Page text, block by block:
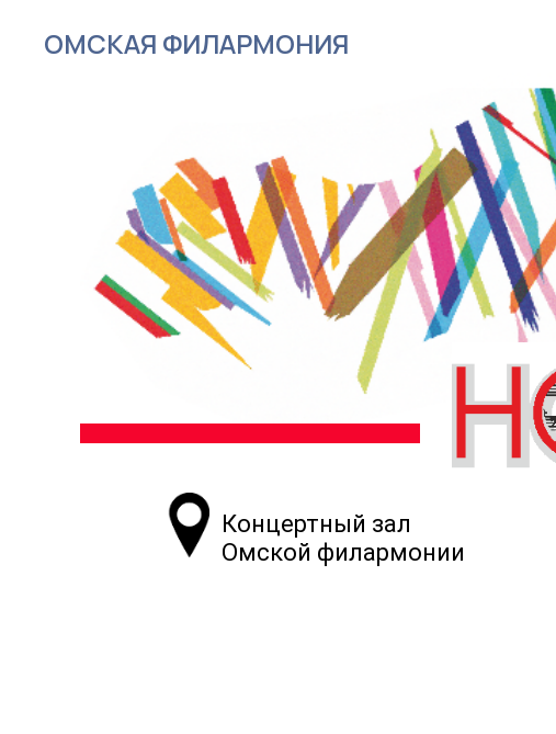
ОМСКАЯ ФИЛАРМОНИЯ
Anything
Концертный зал
Омской филармонии